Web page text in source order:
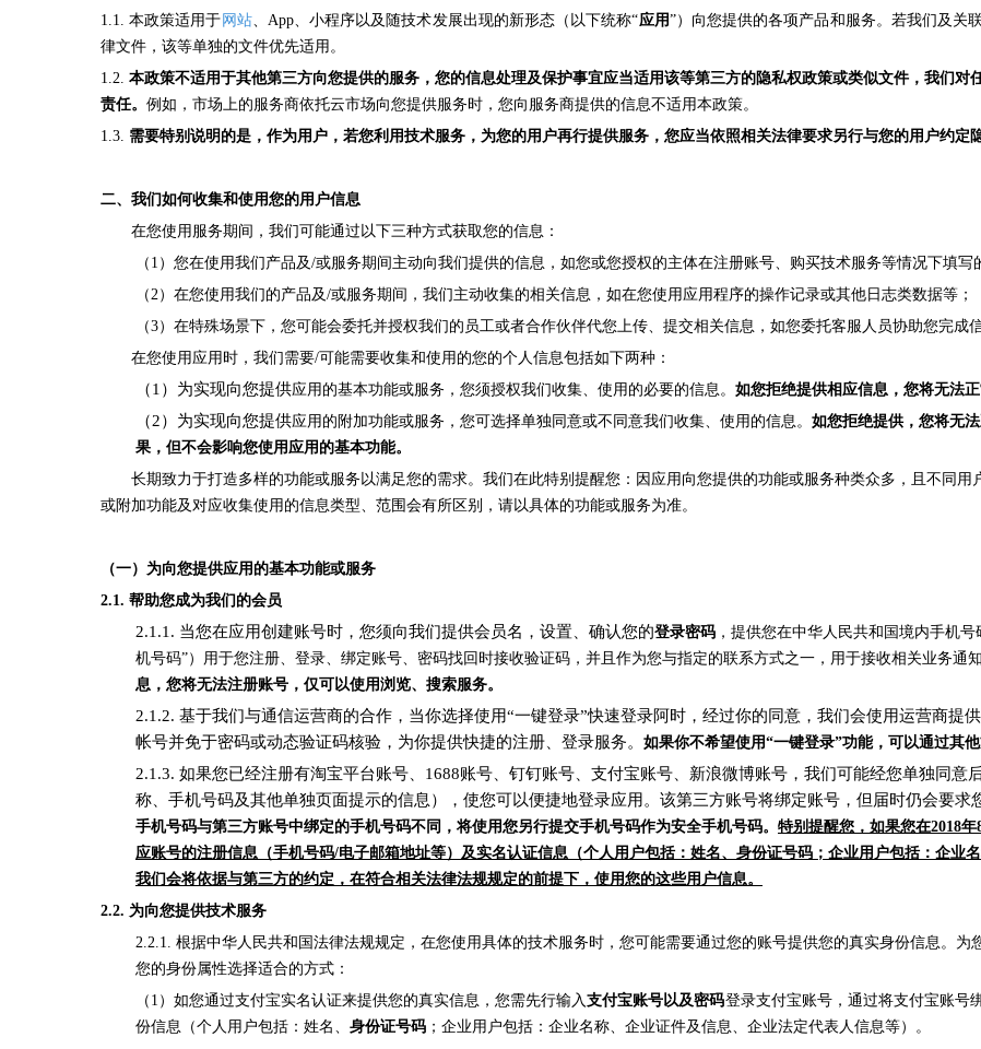
1.1. 本政策适用于 网站、App、小程序以及随技术发展出现的新形态（以下统称“应用”）向您提供的各项产品和服务。若我们及关
律文件，该等单独的文件优先适用。
1.2. 本政策不适用于其他第三方向您提供的服务，您的信息处理及保护事宜应当适用该等第三方的隐私权政策或类似文件，我们对
责任。 例如，市场上的服务商依托云市场向您提供服务时，您向服务商提供的信息不适用本政策。
1.3. 需要特别说明的是，作为用户，若您利用技术服务，为您的用户再行提供服务，您应当依照相关法律要求另行与您的用户约定
二、我们如何收集和使用您的用户信息
在您使用服务期间，我们可能通过以下三种方式获取您的信息：
（1）您在使用我们产品及/或服务期间主动向我们提供的信息，如您或您授权的主体在注册账号、购买技术服务等情况下填写
（2）在您使用我们的产品及/或服务期间，我们主动收集的相关信息，如在您使用应用程序的操作记录或其他日志类数据等 ；
（3）在特殊场景下，您可能会委托并授权我们的员工或者合作伙伴代您上传、提交相关信息，如您委托客服人员协助您完成
在您使用应用时，我们需要/可能需要收集和使用的您的个人信息包括如下两种：
（1）为实现向您提供应用的基本功能或服务，您须授权我们收集、使用的必要的信息。 如您拒绝提供相应信息，您将无法正
（2）为实现向您提供应用的附加功能或服务，您可选择单独同意或不同意我们收集、使用的信息。 如您拒绝提供，您将无
果，但不会影响您使用应用的基本功能。
长期致力于打造多样的功能或服务以满足您的需求。我们在此特别提醒您：因应用向您提供的功能或服务种类众多，且不同
或附加功能及对应收集使用的信息类型、范围会有所区别，请以具体的功能或服务为准。
（一）为向您提供应用的基本功能或服务
2.1. 帮助您成为我们的会员
2.1.1. 当您在应用创建账号时，您须向我们提供会员名，设置、确认您的登录密码 ，提供您在中华人民共和国境内手机
机号码”）用于您注册、登录、绑定账号、密码找回时接收验证码，并且作为您与指定的联系方式之一，用于接收相关业务通
息，您将无法注册账号，仅可以使用浏览、搜索服务。
2.1.2. 基于我们与通信运营商的合作，当你选择使用“一键登录”快速登录阿时，经过你的同意，我们会使用运营商提
帐号并免于密码或动态验证码核验，为你提供快捷的注册、登录服务。 如果你不希望使用“一键登录”功能，可以通过其他
2.1.3. 如果您已经注册有淘宝平台账号、1688账号、钉钉账号、支付宝账号、新浪微博账号，我们可能经您单独同
称、手机号码及其他单独页面提示的信息），使您可以便捷地登录应用。该第三方账号将绑定账号，但届时仍会要求
手机号码与第三方账号中绑定的手机号码不同，将使用您另行提交手机号码作为安全手机号码。 特别提醒您，如果您在2018
应账号的注册信息（手机号码/电子邮箱地址等）及实名认证信息（个人用户包括：姓名、身份证号码；企业用户包括：企业
我们会将依据与第三方的约定，在符合相关法律法规规定的前提下，使用您的这些用户信息。
2.2. 为向您提供技术服务
2.2.1. 根据中华人民共和国法律法规规定，在您使用具体的技术服务时，您可能需要通过您的账号提供您的真实身份信息。
您的身份属性选择适合的方式：
（1）如您通过支付宝实名认证来提供您的真实信息，您需先行输入支付宝账号以及密码登录支付宝账号，通过将支付宝账号
份信息（个人用户包括：姓名、 身份证号码 ；企业用户包括：企业名称、企业证件及信息、企业法定代表人信息等）。